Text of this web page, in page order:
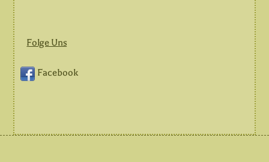
Folge Uns
Facebook